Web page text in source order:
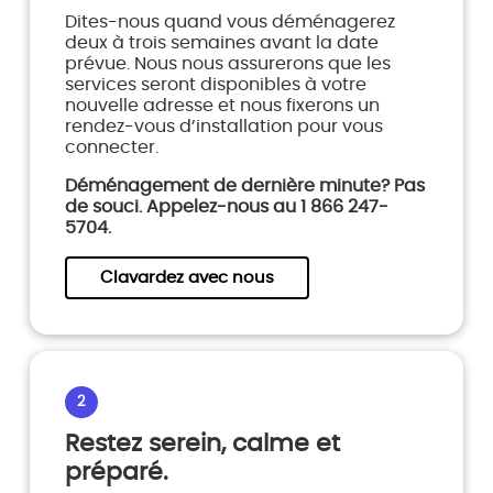
Dites-nous quand vous déménagerez
deux à trois semaines avant la date
prévue. Nous nous assurerons que les
services seront disponibles à votre
nouvelle adresse et nous fixerons un
rendez-vous d’installation pour vous
connecter.
Déménagement de dernière minute? Pas
de souci. Appelez-nous au 1 866 247-
5704.
Clavardez avec nous
2
Restez serein, calme et
préparé.